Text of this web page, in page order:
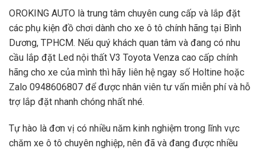
OROKING AUTO là trung tâm chuyên cung cấp và lắp đặt
các phụ kiện đồ chơi dành cho xe ô tô chính hãng tại Bình
Dương, TPHCM. Nếu quý khách quan tâm và đang có nhu
cầu lắp đặt Led nội thất V3 Toyota Venza cao cấp chính
hãng cho xe của mình thì hãy liên hệ ngay số Holtine hoặc
Zalo 0948606807 để được nhân viên tư vấn miễn phí và hỗ
trợ lắp đặt nhanh chóng nhất nhé.
Tự hào là đơn vị có nhiều năm kinh nghiệm trong lĩnh vực
chăm xe ô tô chuyên nghiệp, nên đã và đang được nhiều